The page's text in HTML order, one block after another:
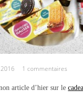
2016 1 commentaires
article d’hier sur le